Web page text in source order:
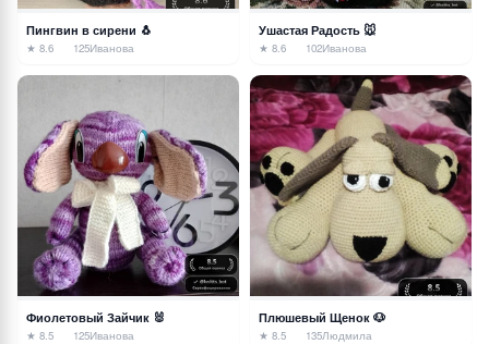
Пингвин в сирени 🐧
★ 8.6 125Иванова
Ушастая Радость 🐭
★ 8.6 102Иванова
Фиолетовый Зайчик 🐰
★ 8.5 125Иванова
Плюшевый Щенок 🐶
★ 8.5 135Людмила